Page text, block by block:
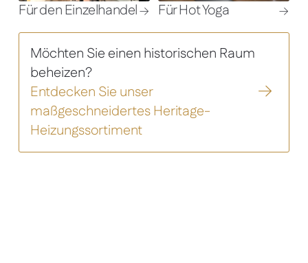
Für den Einzelhandel Für Hot Yoga
Möchten Sie einen historischen Raum
beheizen?
Entdecken Sie unser
maßgeschneidertes Heritage-
Heizungssortiment